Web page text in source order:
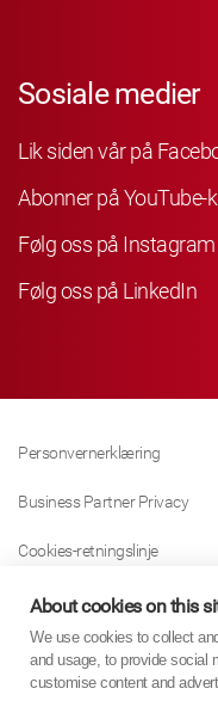
Sosiale medier
Lik siden vår på
Abonner på YouTube-
Følg oss på Instagram
Følg oss på LinkedIn
Personvernerklæring
Business Partner Privacy
Cookies-retningslinje
Modern Slavery Act Policy
Tax Strategy
About cookies on this
We use cookies to collect
and usage, to provide social
customise content and